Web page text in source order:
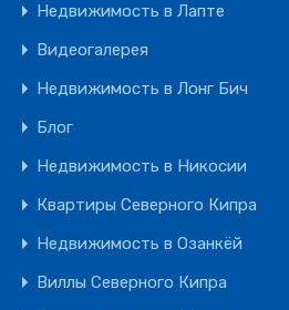
Недвижимость в Лапте
Видеогалерея
Недвижимость в Лонг Бич
Блог
Недвижимость в Никосии
Квартиры Северного Кипра
Недвижимость в Озанкёй
Виллы Северного Кипра